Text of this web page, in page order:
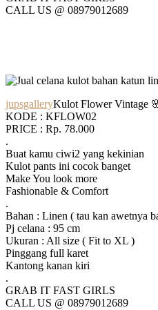
CALL US @ 08979012689
jupsgalleryKulot Flower Vintage
KODE : KFLOW02
PRICE : Rp. 78.000
.
Buat kamu ciwi2 yang kekinian
Kulot pants ini cocok banget
Make You look more
Fashionable & Comfort
.
Bahan : Linen ( tau kan awetnya
Pj celana : 95 cm
Ukuran : All size ( Fit to XL )
Pinggang full karet
Kantong kanan kiri
.
GRAB IT FAST GIRLS
CALL US @ 08979012689